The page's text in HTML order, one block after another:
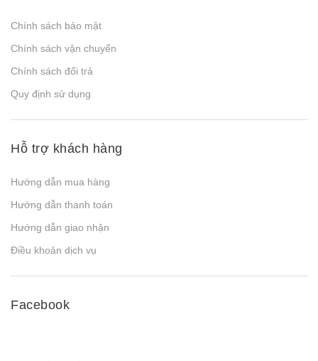
Chính sách bảo mật
Chính sách vận chuyển
Chính sách đổi trả
Quy định sử dụng
Hỗ trợ khách hàng
Hướng dẫn mua hàng
Hướng dẫn thanh toán
Hướng dẫn giao nhận
Điều khoản dịch vụ
Facebook